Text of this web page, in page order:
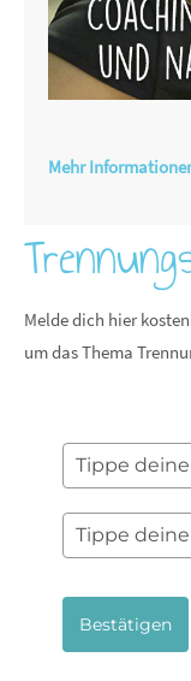
Mehr
Melde dich hier
um das Thema
Bestätigen